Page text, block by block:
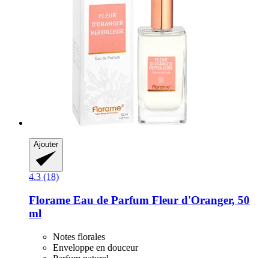
Ajouter
4.3 (18)
Florame Eau de Parfum Fleur d'Oranger, 50
ml
Notes florales
Enveloppe en douceur